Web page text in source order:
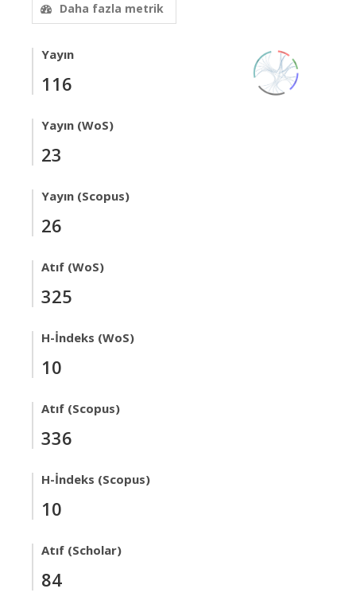
Daha fazla metrik
Yayın
116
Yayın (WoS)
23
Yayın (Scopus)
26
Atıf (WoS)
325
H-İndeks (WoS)
10
Atıf (Scopus)
336
H-İndeks (Scopus)
10
Atıf (Scholar)
84